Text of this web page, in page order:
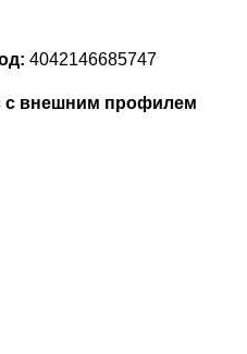
4042146685747
с внешним профилем